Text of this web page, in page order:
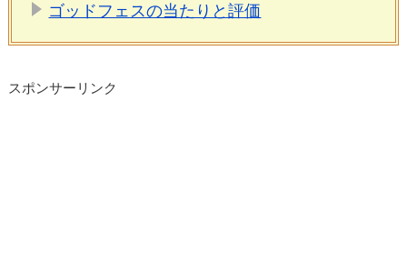
ゴッドフェスの当たりと評価
スポンサーリンク